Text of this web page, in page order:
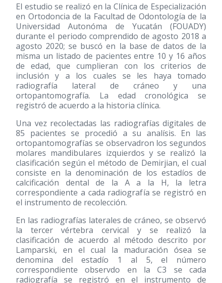
El estudio se realizó en la Clínica de Especialización
en Ortodoncia de la Facultad de Odontología de la
Universidad Autonóma de Yucatán (FOUADY)
durante el periodo comprendido de agosto 2018 a
agosto 2020; se buscó en la base de datos de la
misma un listado de pacientes entre 10 y 16 años
de edad, que cumplieran con los criterios de
inclusión y a los cuales se les haya tomado
radiografía lateral de cráneo y una
ortopantomografía. La edad cronológica se
registró de acuerdo a la historia clínica.
Una vez recolectadas las radiografías digitales de
85 pacientes se procedió a su analísis. En las
ortopantomografías se observadron los segundos
molares mandibulares izquierdos y se realizó la
clasificación según el método de Demirjian, el cual
consiste en la denominación de los estadíos de
calcificación dental de la A a la H, la letra
correspondiente a cada radiografía se registró en
el instrumento de recolección.
En las radiografías laterales de cráneo, se observó
la tercer vértebra cervical y se realizó la
clasificación de acuerdo al método descrito por
Lamparski, en el cual la maduración ósea se
denomina del estadío 1 al 5, el número
correspondiente observdo en la C3 se cada
radiografía se registró en el instrumento de